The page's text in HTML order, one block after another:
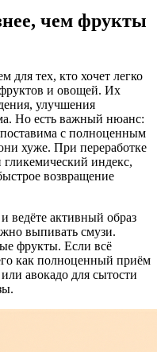
чем фрукты
для тех, кто хочет легко
и овощей. Их
улучшения
Но есть важный нюанс:
с полноценным
хуже. При переработке
индекс,
возвращение
ведёте активный образ
выпивать смузи.
фрукты. Если всё
как полноценный приём
авокадо для сытости